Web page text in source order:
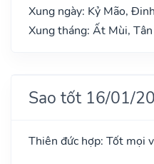
Xung ngày: Kỷ Mão,
Xung tháng: Ất Mùi,
Sao tốt 16/01/
Thiên đức hợp: Tốt mọi